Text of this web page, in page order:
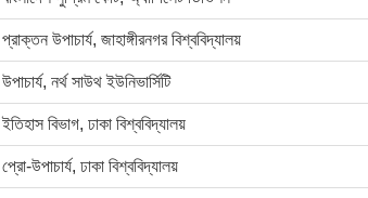
প্রাক্তন উপাচার্য, জাহাঙ্গীরনগর বিশ্ববিদ্যালয়
উপাচার্য, নর্থ সাউথ ইউনিভার্সিটি
ইতিহাস বিভাগ, ঢাকা বিশ্ববিদ্যালয়
প্রো-উপাচার্য, ঢাকা বিশ্ববিদ্যালয়